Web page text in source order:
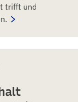
trifft und